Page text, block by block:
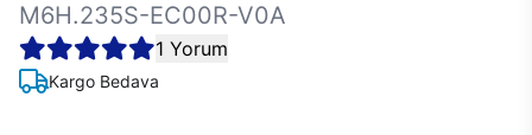
M6H.235S-EC00R-V0A
1 Yorum
Kargo Bedava